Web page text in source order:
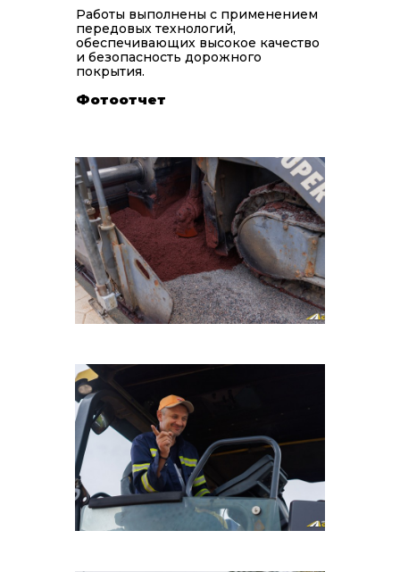
Работы выполнены с применением
передовых технологий,
обеспечивающих высокое качество
и безопасность дорожного
покрытия.
Фотоотчет